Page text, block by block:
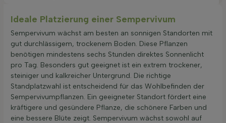
Ideale Platzierung einer Sempervivum
Sempervivum wächst am besten an sonnigen Standorten mit
gut durchlässigem, trockenem Boden. Diese Pflanzen
benötigen mindestens sechs Stunden direktes Sonnenlicht
pro Tag. Besonders gut geeignet ist ein extrem trockener,
steiniger und kalkreicher Untergrund. Die richtige
Standplatzwahl ist entscheidend für das Wohlbefinden der
Sempervivumpflanzen. Ein geeigneter Standort fördert eine
kräftigere und gesündere Pflanze, die schönere Farben und
eine bessere Blüte zeigt. Sempervivum wächst sowohl auf